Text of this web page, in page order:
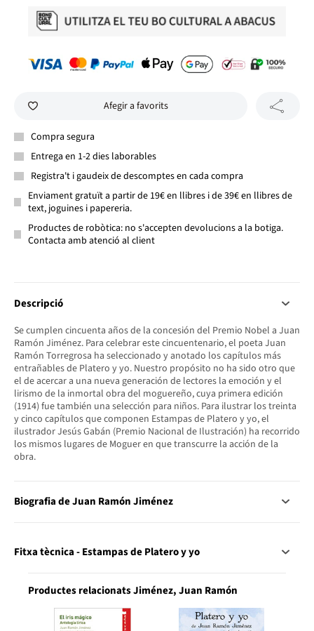
Afegir a favorits
Compra segura
Entrega en 1-2 dies laborables
Registra't i gaudeix de descomptes en cada compra
Enviament gratuït a partir de 19€ en llibres i de 39€ en llibres de
text, joguines i papereria.
Productes de robòtica: no s'accepten devolucions a la botiga.
Contacta amb atenció al client
Descripció
Se cumplen cincuenta años de la concesión del Premio Nobel a Juan
Ramón Jiménez. Para celebrar este cincuentenario, el poeta Juan
Ramón Torregrosa ha seleccionado y anotado los capítulos más
entrañables de Platero y yo. Nuestro propósito no ha sido otro que
el de acercar a una nueva generación de lectores la emoción y el
lirismo de la inmortal obra del moguereño, cuya primera edición
(1914) fue también una selección para niños. Para ilustrar los treinta
y cinco capítulos que componen Estampas de Platero y yo, el
ilustrador Jesús Gabán (Premio Nacional de Ilustración) ha recorrido
los mismos lugares de Moguer en que transcurre la acción de la
obra.
Biografia de Juan Ramón Jiménez
Fitxa tècnica - Estampas de Platero y yo
Productes relacionats Jiménez, Juan Ramón